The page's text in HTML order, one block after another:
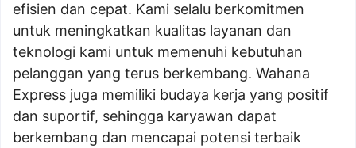
efisien dan cepat. Kami selalu berkomitmen
untuk meningkatkan kualitas layanan dan
teknologi kami untuk memenuhi kebutuhan
pelanggan yang terus berkembang. Wahana
Express juga memiliki budaya kerja yang positif
dan suportif, sehingga karyawan dapat
berkembang dan mencapai potensi terbaik